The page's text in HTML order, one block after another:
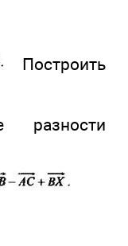
Построить
разности